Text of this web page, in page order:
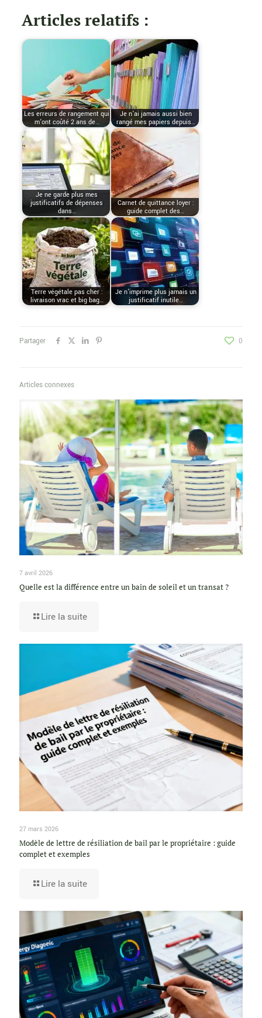
Articles relatifs :
Les erreurs de rangement qui
m’ont coûté 2 ans de…
Je n’ai jamais aussi bien
rangé mes papiers depuis…
Je ne garde plus mes
justificatifs de dépenses
dans…
Carnet de quittance loyer :
guide complet des…
Terre végétale pas cher :
livraison vrac et big bag…
Je n’imprime plus jamais un
justificatif inutile…
Partager 0
Articles connexes
7 avril 2026
Quelle est la différence entre un bain de soleil et un transat ?
Lire la suite
27 mars 2026
Modèle de lettre de résiliation de bail par le propriétaire : guide
complet et exemples
Lire la suite